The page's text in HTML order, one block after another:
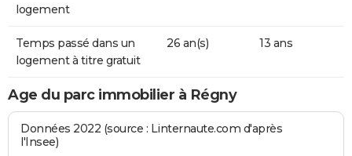
logement
Temps passé dans un
logement à titre gratuit
26 an(s) 13 ans
Age du parc immobilier à Régny
Données 2022 (source : Linternaute.com d'après
l'Insee)